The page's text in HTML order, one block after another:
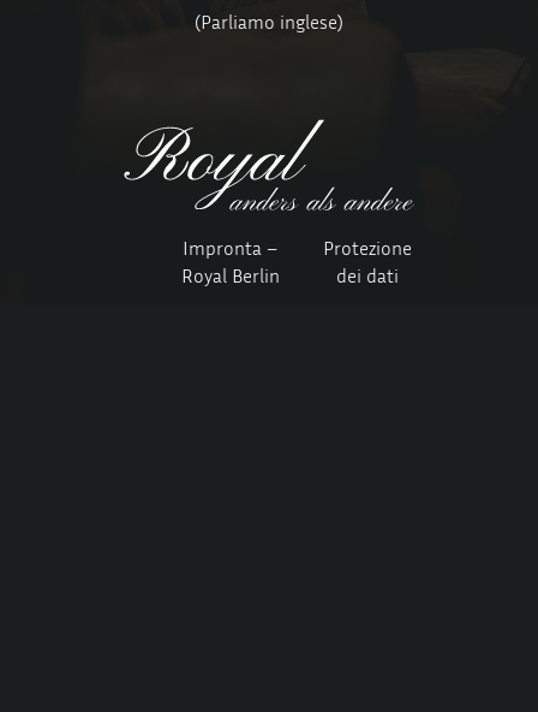
(Parliamo inglese)
Impronta –
Royal Berlin
Protezione
dei dati